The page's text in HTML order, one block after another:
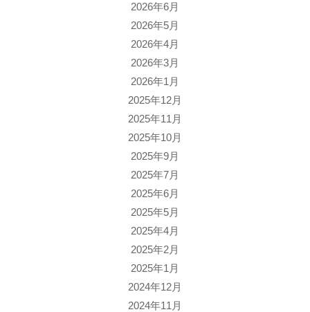
2026年6月
2026年5月
2026年4月
2026年3月
2026年1月
2025年12月
2025年11月
2025年10月
2025年9月
2025年7月
2025年6月
2025年5月
2025年4月
2025年2月
2025年1月
2024年12月
2024年11月